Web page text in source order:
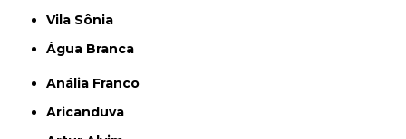
Vila Sônia
Água Branca
Anália Franco
Aricanduva